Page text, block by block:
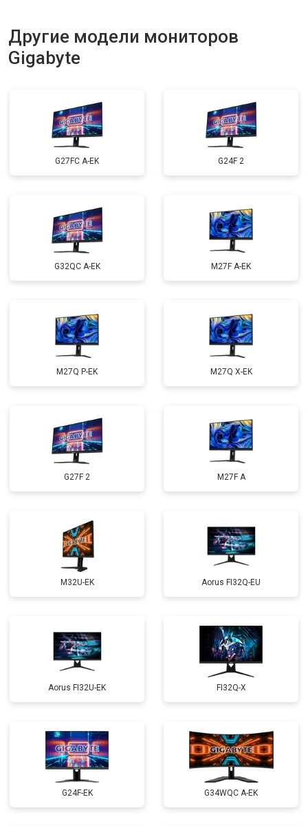
Другие модели мониторов
Gigabyte
G27FC A-EK G24F 2
G32QC A-EK M27F A-EK
M27Q P-EK M27Q X-EK
G27F 2 M27F A
M32U-EK Aorus FI32Q-EU
Aorus FI32U-EK FI32Q-X
G24F-EK G34WQC A-EK